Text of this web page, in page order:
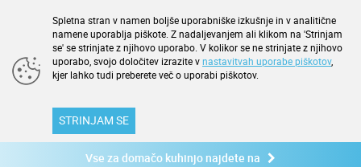
Spletna stran v namen boljše uporabniške izkušnje in v analitične
namene uporablja piškote. Z nadaljevanjem ali klikom na 'Strinjam
se' se strinjate z njihovo uporabo. V kolikor se ne strinjate z njihovo
uporabo, svojo določitev izrazite vnastavitvah uporabe piškotov,
kjer lahko tudi preberete več o uporabi piškotov.
STRINJAM SE
Vse za domačo kuhinjo najdete na